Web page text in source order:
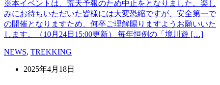
※本イベントは、荒天予報のため中止をとなりました。楽し
みにお待ちいただいた皆様には大変恐縮ですが、安全第一で
の開催となりますため、何卒ご理解賜りますようお願いいた
します。（10月24日15:00更新） 毎年恒例の「境川遊 […]
NEWS, TREKKING
2025年4月18日